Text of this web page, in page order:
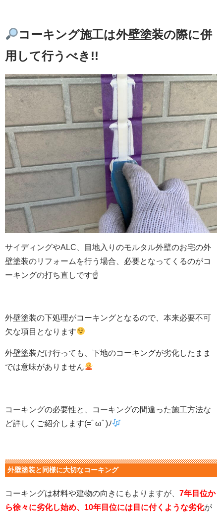
コーキング施工は外壁塗装の際に併
用して行うべき!!
サイディングやALC、目地入りのモルタル外壁のお宅の外
壁塗装のリフォームを行う場合、必要となってくるのがコ
ーキングの打ち直しです☝
外壁塗装の下処理がコーキングとなるので、本来必要不可
欠な項目となります
外壁塗装だけ行っても、下地のコーキングが劣化したまま
では意味がありません
コーキングの必要性と、コーキングの間違った施工方法な
ど詳しくご紹介します(=ﾟωﾟ)ﾉ
外壁塗装と同様に大切なコーキング
コーキングは材料や建物の向きにもよりますが、 7年目位か
ら徐々に劣化し始め、10年目位には目に付くような劣化が